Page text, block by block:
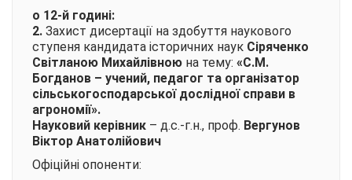
о 12-й годині:
2. Захист дисертації на здобуття наукового
ступеня кандидата історичних наук Сіряченко
Світланою Михайлівною на тему: «С.М.
Богданов – учений, педагог та організатор
сільськогосподарської дослідної справи в
агрономії».
Науковий керівник – д.с.-г.н., проф. Вергунов
Віктор Анатолійович
Офіційні опоненти: